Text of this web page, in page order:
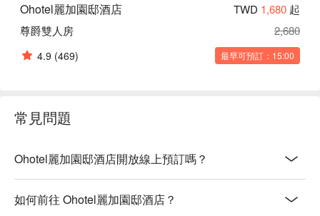
Ohotel麗加園邸酒店 TWD 1,680 起
尊爵雙人房
2,680
4.9 (469) 最早可預訂：15:00
常見問題
Ohotel麗加園邸酒店開放線上預訂嗎？
如何前往 Ohotel麗加園邸酒店？